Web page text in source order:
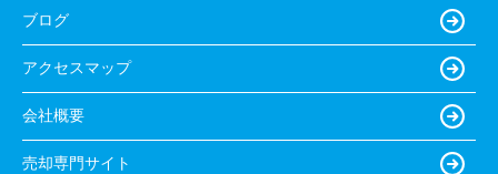
ブログ
アクセスマップ
会社概要
売却専門サイト